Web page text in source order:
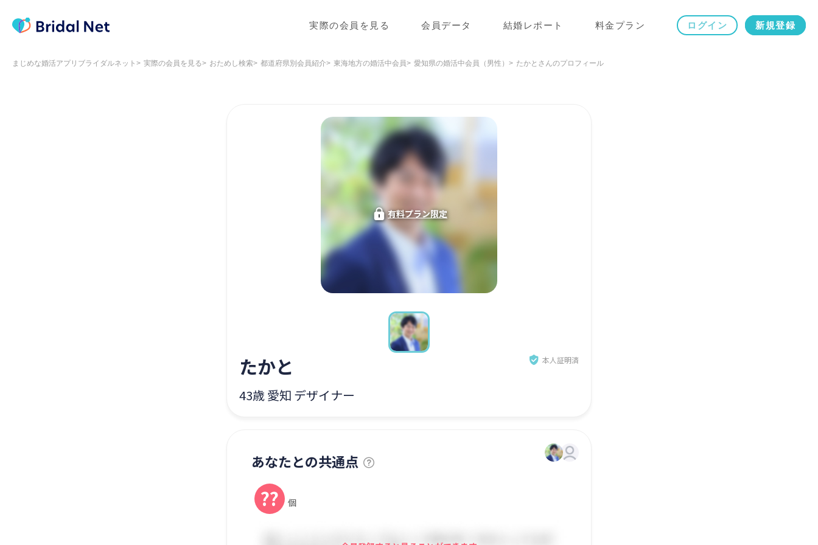
実際の会員を見る 会員データ 結婚レポート 料金プラン ログイン 新規登録
まじめな婚活アプリブライダルネット 実際の会員を見る おためし検索 都道府県別会員紹介 東海地方の婚活中会員 愛知県の婚活中会員（男性） たかとさんのプロフィール
有料プラン限定
たかと 本人証明済
43歳 愛知 デザイナー
あなたとの共通点
?? 個